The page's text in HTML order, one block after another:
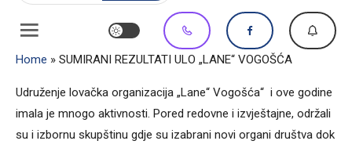
Home » SUMIRANI REZULTATI ULO „LANE“ VOGOŠĆA
Udruženje lovačka organizacija „Lane“ Vogošća“ i ove godine
imala je mnogo aktivnosti. Pored redovne i izvještajne, održali
su i izbornu skupštinu gdje su izabrani novi organi društva dok